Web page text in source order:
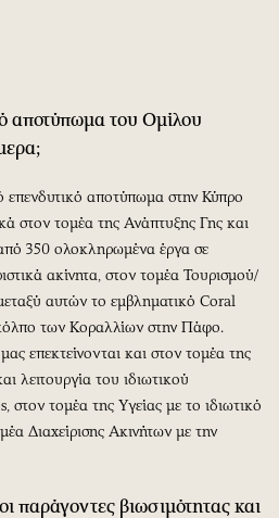
Εκπομπές
Podcasts
Uncut
Προσφορές
Προσωπικότητες στην ''Κ''
Επιστολές
αποτύπωμα του Ομίλου
επενδυτικό αποτύπωμα στην Κύπρο
στον τομέα της Ανάπτυξης Γης και
350 ολοκληρωμένα έργα σε
ακίνητα, στον τομέα Τουρισμού/
αυτών το εμβληματικό Coral
των Κοραλλίων στην Πάφο.
επεκτείνονται και στον τομέα της
λειτουργία του ιδιωτικού
στον τομέα της Υγείας με το ιδιωτικό
Διαχείρισης Ακινήτων με την
παράγοντες βιωσιμότητας και